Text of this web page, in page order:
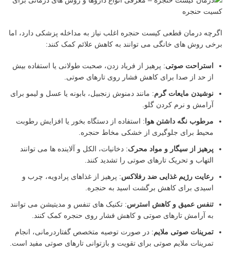
اگرچه درمان قطعی کیست حنجره اغلب نیاز به مداخله پزشکی دارد، اما
برخی روش های خانگی می توانند به کاهش علائم کمک کنند:
استراحت صوتی: پرهیز از فریاد زدن، صحبت طولانی یا استفاده بیش
از حد از صدا برای کاهش فشار روی تارهای صوتی.
نوشیدن مایعات گرم: مانند دمنوش زنجبیل، بابونه یا عسل و لیمو برای
آرامش و نرم کردن گلو.
مرطوب نگه داشتن هوا : استفاده از دستگاه بخور یا افزایش رطوبت
محیط برای جلوگیری از خشکی مخاط حنجره.
پرهیز از سیگار و مواد محرک: دخانیات، الکل و آلاینده ها می توانند
التهاب و تحریک تارهای صوتی را تشدید کنند.
رعایت رژیم غذایی ضد رفلاکس: پرهیز از غذاهای پرادویه، چرب و
اسیدی برای کاهش برگشت اسید به حنجره.
تنفس عمیق و کاهش استرس: تکنیک های تنفس و مدیتیشن می توانند
به آرامش تارهای صوتی و کاهش فشار روی حنجره کمک کنند.
تمرینات صوتی ملایم: در صورت توصیه متخصص گفتاردرمانی، انجام
تمرینات ملایم صوتی برای تقویت و بازتوانی تارهای صوتی مفید است.